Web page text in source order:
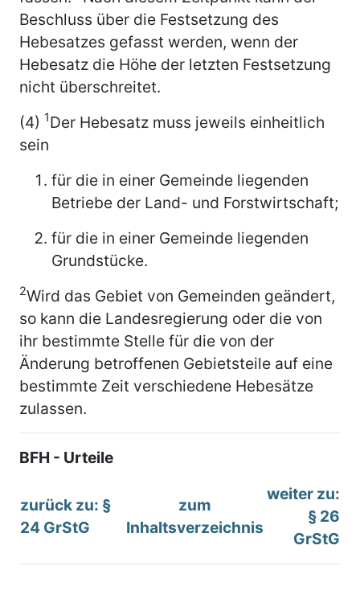
Beschluss über die Festsetzung des
Hebesatzes gefasst werden, wenn der
Hebesatz die Höhe der letzten Festsetzung
nicht überschreitet.
(4) 1Der Hebesatz muss jeweils einheitlich
sein
für die in einer Gemeinde liegenden
Betriebe der Land- und Forstwirtschaft;
für die in einer Gemeinde liegenden
Grundstücke.
2Wird das Gebiet von Gemeinden geändert,
so kann die Landesregierung oder die von
ihr bestimmte Stelle für die von der
Änderung betroffenen Gebietsteile auf eine
bestimmte Zeit verschiedene Hebesätze
zulassen.
BFH - Urteile
zurück zu: §
24 GrStG
zum
Inhaltsverzeichnis
weiter zu:
§ 26
GrStG